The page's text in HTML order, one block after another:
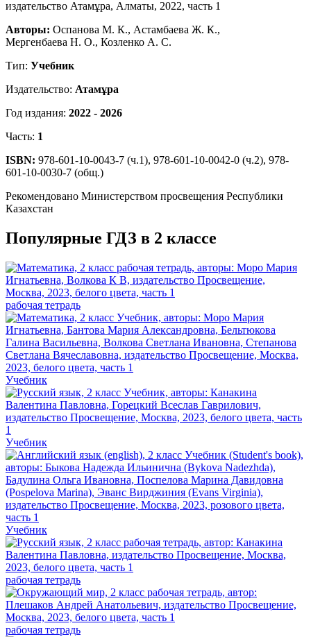
Авторы: Оспанова М. К., Астамбаева Ж. К.,
Мергенбаева Н. О., Козленко А. С.
Тип: Учебник
Издательство: Атамұра
Год издания: 2022 - 2026
Часть: 1
ISBN: 978-601-10-0043-7 (ч.1), 978-601-10-0042-0 (ч.2), 978-
601-10-0030-7 (общ.)
Рекомендовано Министерством просвещения Республики
Казахстан
Популярные ГДЗ в 2 классе
рабочая тетрадь
Учебник
Учебник
Учебник
рабочая тетрадь
рабочая тетрадь